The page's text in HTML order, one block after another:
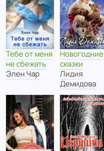
Тебе от меня
не сбежать
Элен Чар
Новогодние
сказки
Лидия
Демидова